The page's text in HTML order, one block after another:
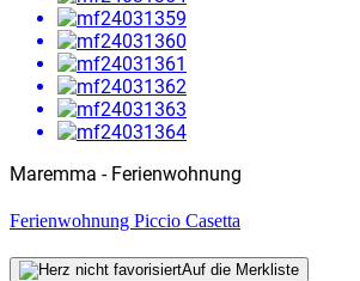
Maremma - Ferienwohnung
Ferienwohnung Piccio Casetta
Auf die Merkliste